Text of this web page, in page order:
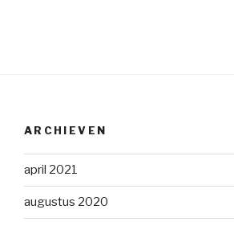
ARCHIEVEN
april 2021
augustus 2020